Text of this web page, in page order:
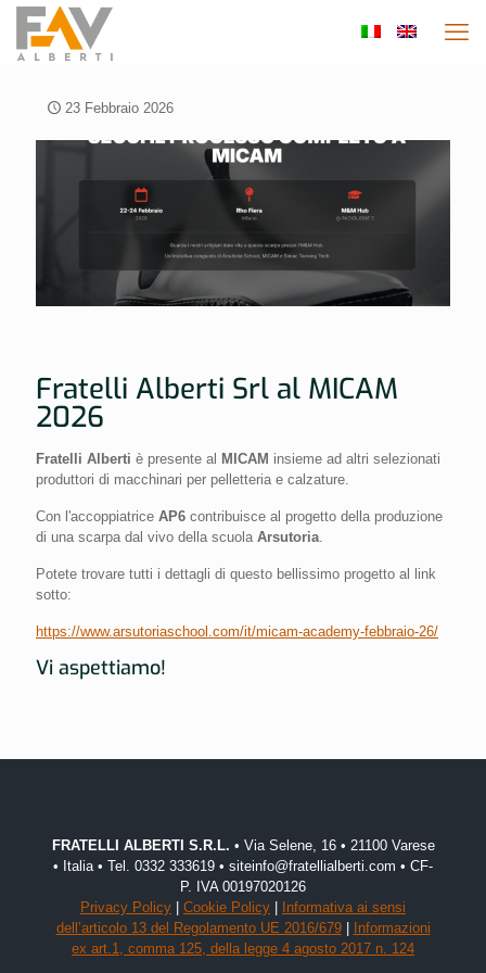
23 Febbraio 2026
Fratelli Alberti Srl al MICAM
2026
Fratelli Alberti è presente al MICAM insieme ad altri selezionati
produttori di macchinari per pelletteria e calzature.
Con l'accoppiatrice AP6 contribuisce al progetto della produzione
di una scarpa dal vivo della scuola Arsutoria
Potete trovare tutti i dettagli di questo bellissimo progetto al link
sotto:
https://www.arsutoriaschool.com/it/micam-academy-febbraio-26/
Vi aspettiamo!
FRATELLI ALBERTI S.R.L. • Via Selene, 16 • 21100 Varese
• Italia • Tel. 0332 333619 • siteinfo@fratellialberti.com • CF-
P. IVA 00197020126
Privacy Policy
Cookie Policy
Informativa ai sensi
dell’articolo 13 del Regolamento UE 2016/679|
Informazioni
ex art.1, comma 125, della legge 4 agosto 2017 n. 124